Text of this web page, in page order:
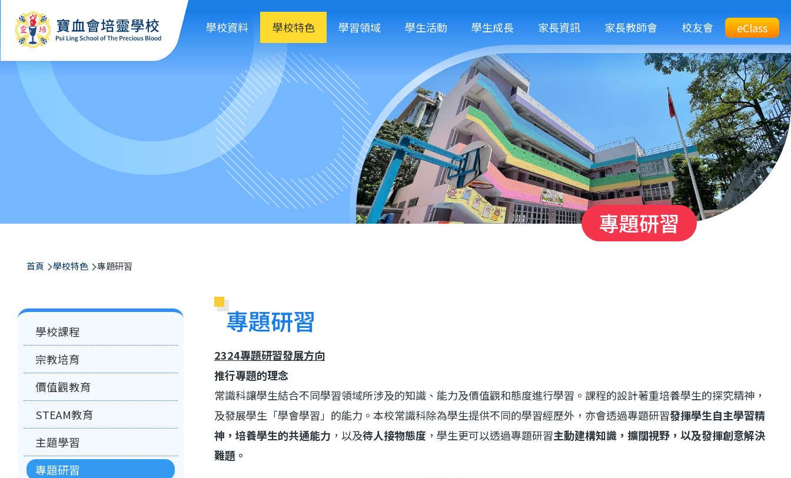
移至主內容
學校資料 學校特色 學習領域 學生活動 學生成長 家長資訊 家長教師會 校友會
Top
eClass
Btn
eClass
專題研習
航
結
首頁 學校特色 專題研習
專題研習
2324專題研習發展方向
推行專題的理念
常識科讓學生結合不同學習領域所涉及的知識、能力及價值觀和態度進行學習。課程的設計著重培養學生的探究精神，
及發展學生「學會學習」的能力。本校常識科除為學生提供不同的學習經歷外，亦會透過專題研習發揮學生自主學習精
神，培養學生的共通能力 ，以及待人接物態度，學生更可以透過專題研習主動建構知識，擴闊視野，以及發揮創意解決
難題。
Main
navigation
學校課程
宗教培育
價值觀教育
STEAM教育
主題學習
專題研習